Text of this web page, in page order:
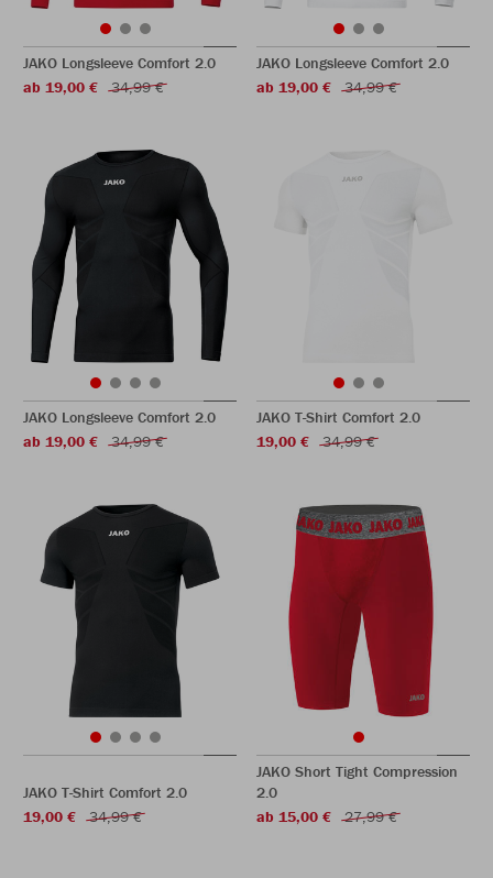
JAKO Longsleeve Comfort 2.0
ab 19,00 €
34,99 €
JAKO Longsleeve Comfort 2.0
ab 19,00 €
34,99 €
JAKO Longsleeve Comfort 2.0
ab 19,00 €
34,99 €
JAKO T-Shirt Comfort 2.0
19,00 €
34,99 €
JAKO T-Shirt Comfort 2.0
19,00 €
34,99 €
JAKO Short Tight Compression
2.0
ab 15,00 €
27,99 €